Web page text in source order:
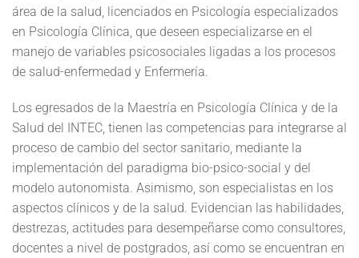
área de la salud, licenciados en Psicología especializados
en Psicología Clínica, que deseen especializarse en el
manejo de variables psicosociales ligadas a los procesos
de salud-enfermedad y Enfermería.
Los egresados de la Maestría en Psicología Clínica y de la
Salud del INTEC, tienen las competencias para integrarse al
proceso de cambio del sector sanitario, mediante la
implementación del paradigma bio-psico-social y del
modelo autonomista. Asimismo, son especialistas en los
aspectos clínicos y de la salud. Evidencian las habilidades,
destrezas, actitudes para desempeñarse como consultores,
docentes a nivel de postgrados, así como se encuentran en